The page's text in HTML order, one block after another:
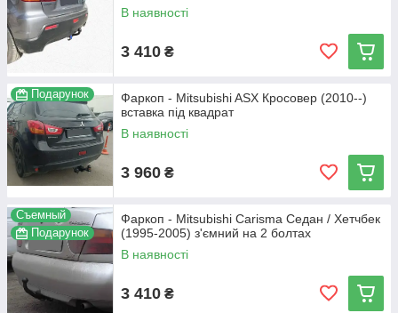
В наявності
3 410 ₴
Подарунок
Фаркоп - Mitsubishi ASX Кросовер (2010--)
вставка під квадрат
В наявності
3 960 ₴
Съемный
Подарунок
Фаркоп - Mitsubishi Carisma Седан / Хетчбек
(1995-2005) з'ємний на 2 болтах
В наявності
3 410 ₴